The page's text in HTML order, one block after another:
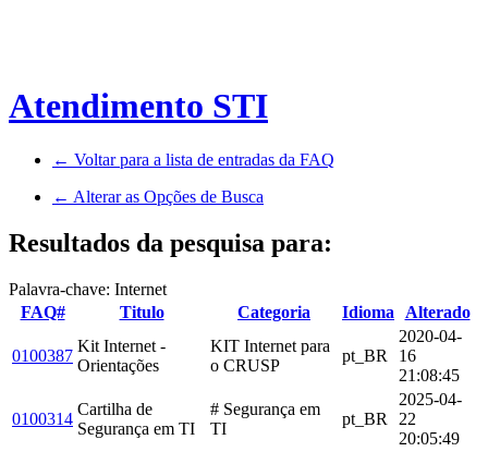
Atendimento STI
← Voltar para a lista de entradas da FAQ
← Alterar as Opções de Busca
Resultados da pesquisa para:
Palavra-chave: Internet
FAQ#
Titulo Categoria Idioma Alterado
0100387
Kit Internet -
Orientações
KIT Internet para
o CRUSP
pt_BR
2020-04-
16
21:08:45
0100314
Cartilha de
Segurança em TI
# Segurança em
TI
pt_BR
2025-04-
22
20:05:49